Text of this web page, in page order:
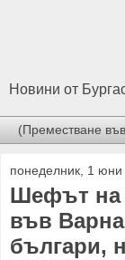
Новини от
понеделник, 1 юни
Шефът на
във
българи,